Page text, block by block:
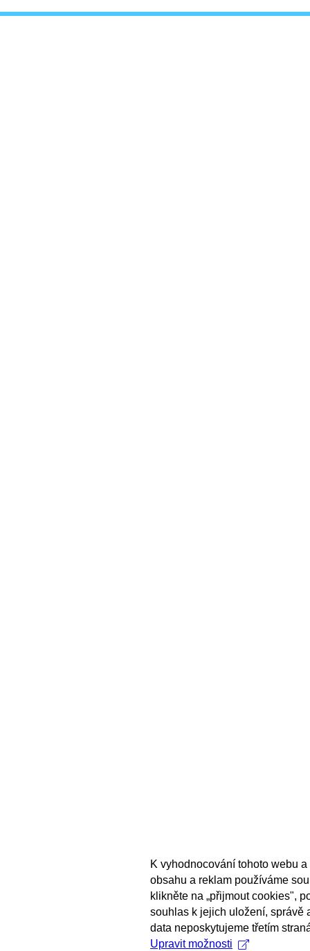
K vyhodnocování tohoto webu
obsahu a reklam používáme
klikněte na „přijmout cookies",
souhlas k jejich uložení, správě
data neposkytujeme třetím
Upravit možnosti